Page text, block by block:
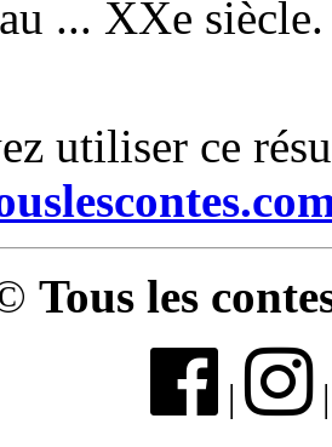
... XXe siècle.
utiliser ce
Tous les
|